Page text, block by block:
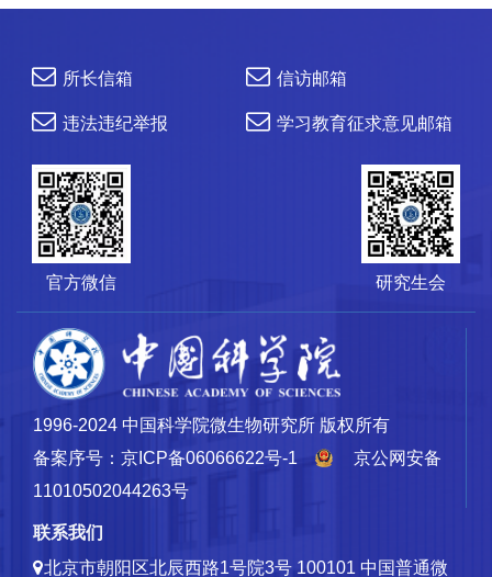
所长信箱 信访邮箱
违法违纪举报 学习教育征求意见邮箱
官方微信 研究生会
1996-2024 中国科学院微生物研究所 版权所有
备案序号：京ICP备06066622号-1
京公网安备
11010502044263号
联系我们
北京市朝阳区北辰西路1号院3号 100101 中国普通微